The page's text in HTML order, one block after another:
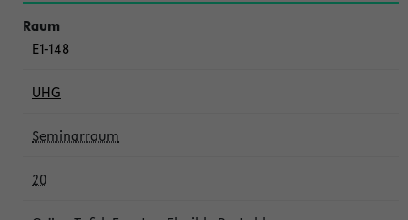
E1-148
UHG
Seminarraum
20